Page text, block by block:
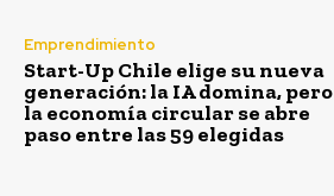
Emprendimiento
Start-Up Chile elige su nueva
generación: la IA domina, pero
la economía circular se abre
paso entre las 59 elegidas